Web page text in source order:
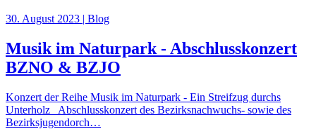
30. August 2023 | Blog
Musik im Naturpark - Abschlusskonzert
BZNO & BZJO
Konzert der Reihe Musik im Naturpark - Ein Streifzug durchs
Unterholz Abschlusskonzert des Bezirksnachwuchs- sowie des
Bezirksjugendorch…